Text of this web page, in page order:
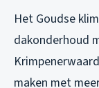
Het Goudse
dakonderhoud
maken met